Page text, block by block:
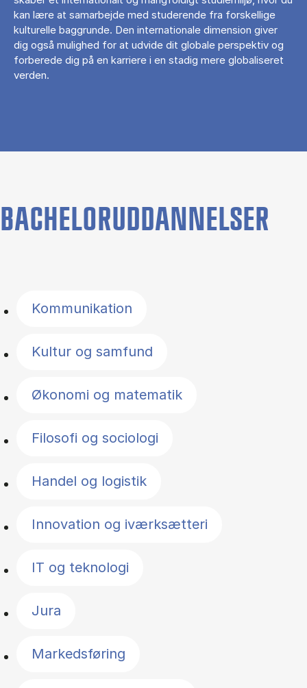
kan lære at samarbejde med studerende fra forskellige
kulturelle baggrunde. Den internationale dimension giver
dig også mulighed for at udvide dit globale perspektiv og
forberede dig på en karriere i en stadig mere globaliseret
verden.
BACHELORUDDANNELSER
Kommunikation
Kultur og samfund
Økonomi og matematik
Filosofi og sociologi
Handel og logistik
Innovation og iværksætteri
IT og teknologi
Jura
Markedsføring